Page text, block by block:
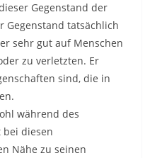
Gegenstand der
Gegenstand tatsächlich
sehr gut auf Menschen
zu verletzten. Er
sind, die in
während des
bei diesen
Nähe zu seinen